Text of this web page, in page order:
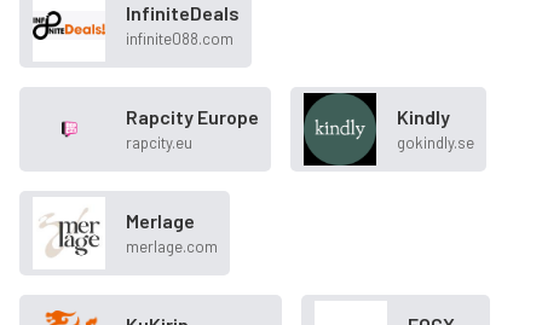
InfiniteDeals
infinite088.com
Rapcity Europe
rapcity.eu
Kindly
gokindly.se
Merlage
merlage.com